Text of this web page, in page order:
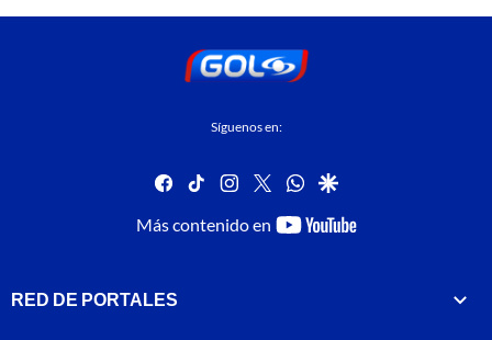
Síguenos en:
facebook
tiktok instagram
twitterwhatsapp
google
Más contenido en
youtube-
RED DE PORTALES